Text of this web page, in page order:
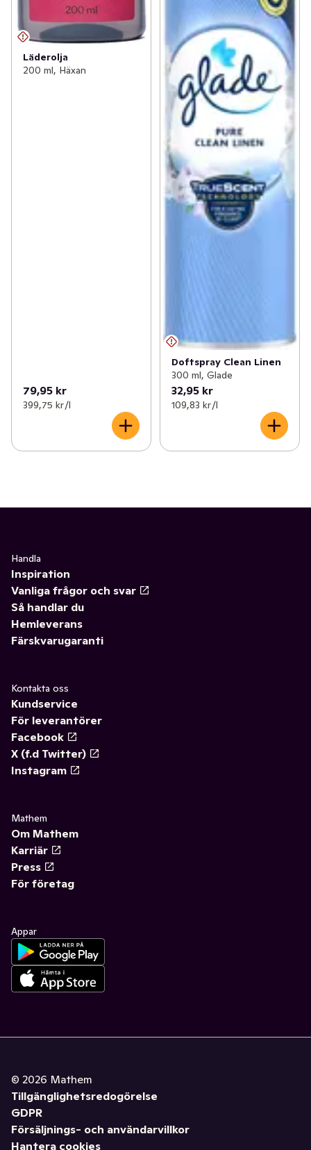
Läderolja
200 ml, Häxan
79,95 kr
399,75 kr /l
Doftspray Clean Linen
300 ml, Glade
32,95 kr
109,83 kr /l
Handla
Inspiration
Vanliga frågor och svar
Så handlar du
Hemleverans
Färskvarugaranti
Kontakta oss
Kundservice
För leverantörer
Facebook
X (f.d Twitter)
Instagram
Mathem
Om Mathem
Karriär
Press
För företag
Appar
© 2026 Mathem
Tillgänglighetsredogörelse
GDPR
Försäljnings- och användarvillkor
Hantera cookies